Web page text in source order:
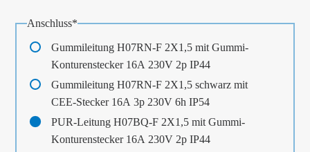
Pflichtfeld
Anschluss*
Gummileitung H07RN-F 2X1,5 mit Gummi-
Konturenstecker 16A 230V 2p IP44
Gummileitung H07RN-F 2X1,5 schwarz mit
CEE-Stecker 16A 3p 230V 6h IP54
PUR-Leitung H07BQ-F 2X1,5 mit Gummi-
Konturenstecker 16A 230V 2p IP44